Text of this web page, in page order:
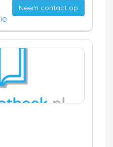
Neem contact op